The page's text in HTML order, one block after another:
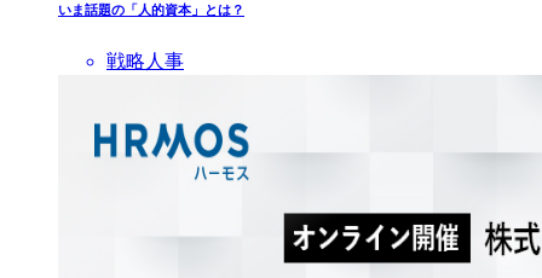
いま話題の「人的資本」とは？
戦略人事